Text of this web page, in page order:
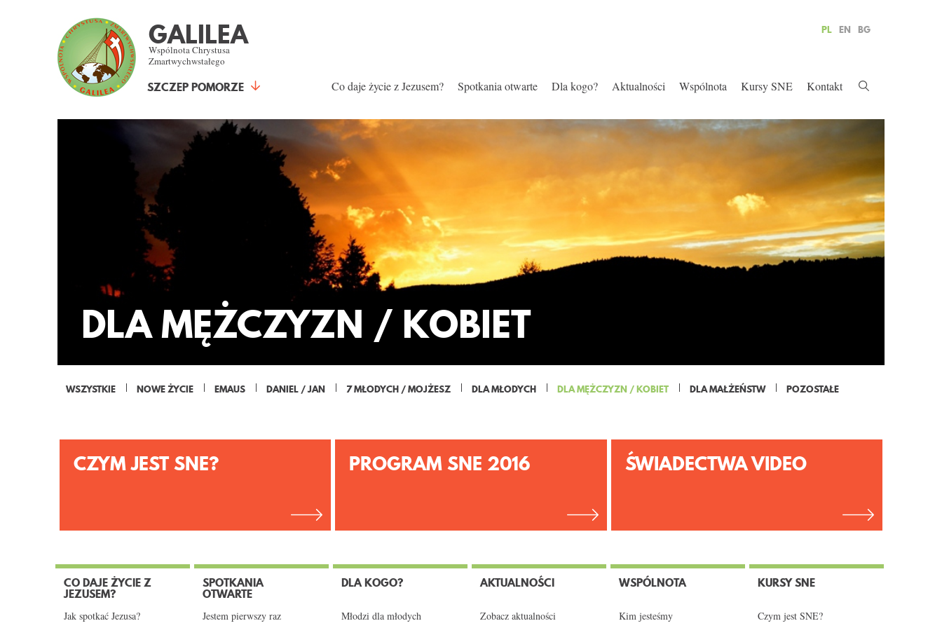
GALILEA
Wspólnota Chrystusa
Zmartwychwstałego
SZCZEP POMORZE
PL EN BG
Co daje życie z Jezusem? Spotkania otwarte Dla kogo? Aktualności Wspólnota Kursy SNE Kontakt
DLA MĘŻCZYZN / KOBIET
WSZYSTKIE NOWE ŻYCIE EMAUS DANIEL / JAN 7 MŁODYCH / MOJŻESZ DLA MŁODYCH DLA MĘŻCZYZN / KOBIET DLA MAŁŻEŃSTW POZOSTAŁE
CZYM JEST SNE? PROGRAM SNE 2016 ŚWIADECTWA VIDEO
CO DAJE ŻYCIE Z
JEZUSEM?
Jak spotkać Jezusa?
SPOTKANIA
OTWARTE
Jestem pierwszy raz
DLA KOGO?
Młodzi dla młodych
AKTUALNOŚCI
Zobacz aktualności
WSPÓLNOTA
Kim jesteśmy
KURSY SNE
Czym jest SNE?